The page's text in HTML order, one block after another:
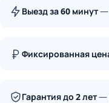
Выезд за 60 минут—
Фиксированная
Гарантия до 2 лет—